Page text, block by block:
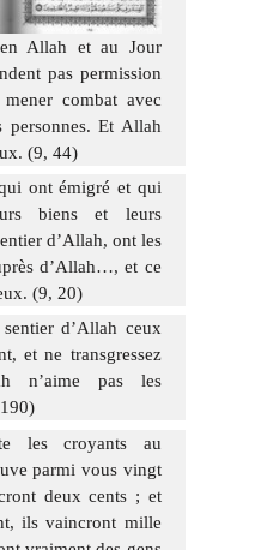
Allah et au Jour
pas permission
combat avec
personnes. Et Allah
(9, 44)
ont émigré et qui
biens et leurs
d’Allah, ont les
d’Allah…, et ce
(9, 20)
d’Allah ceux
et ne transgressez
n’aime pas les
les croyants au
parmi vous vingt
deux cents ; et
ils vaincront mille